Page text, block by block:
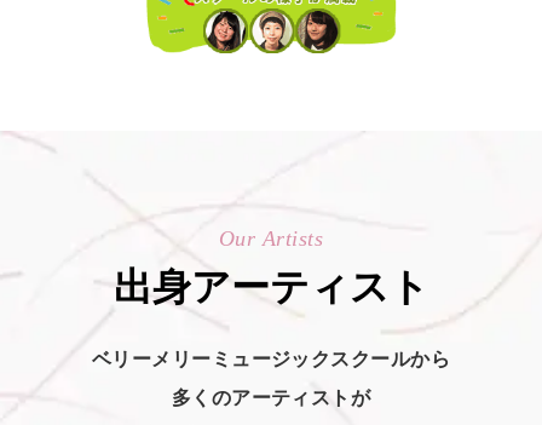
Our Artists
出身アーティスト
ベリーメリーミュージックスクールから
多くのアーティストが